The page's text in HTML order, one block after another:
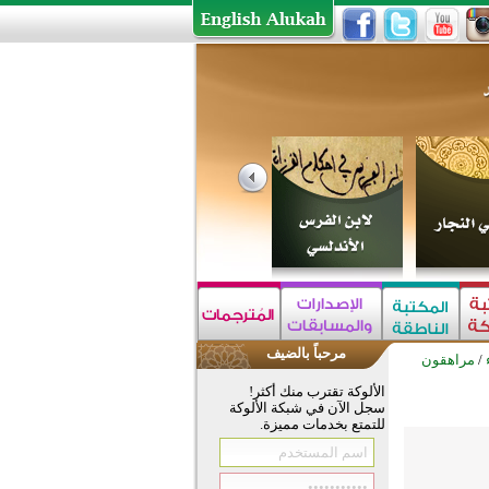
/ مراهقون مرحباً بالضيف
الألوكة تقترب منك أكثر!
سجل الآن في شبكة الألوكة
للتمتع بخدمات مميزة.